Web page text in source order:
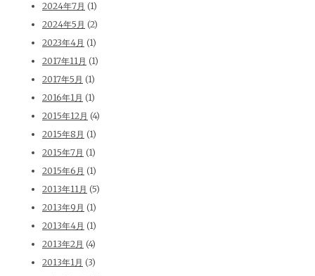
2024年7月 (1)
2024年5月 (2)
2023年4月 (1)
2017年11月 (1)
2017年5月 (1)
2016年1月 (1)
2015年12月 (4)
2015年8月 (1)
2015年7月 (1)
2015年6月 (1)
2013年11月 (5)
2013年9月 (1)
2013年4月 (1)
2013年2月 (4)
2013年1月 (3)